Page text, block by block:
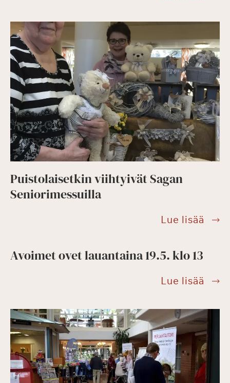
Puistolaisetkin viihtyivät Sagan
Seniorimessuilla
Lue lisää
Avoimet ovet lauantaina 19.5. klo 13
Lue lisää
19.5.
klo
13